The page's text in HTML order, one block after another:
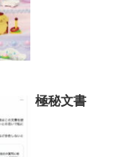
極秘文書